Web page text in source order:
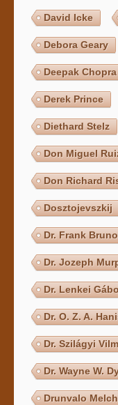
David Icke
Debora Geary
Deepak Chopra
Derek Prince
Diethard Stelz
Don Miguel
Don Richard
Dosztojevszkij
Dr. Frank Bruno
Dr. Jozeph
Dr. Lenkei
Dr. O. Z. A.
Dr. Szilágyi
Dr. Wayne W.
Drunvalo